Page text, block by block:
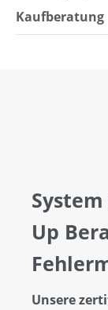
Kaufberatung
Up
Unsere